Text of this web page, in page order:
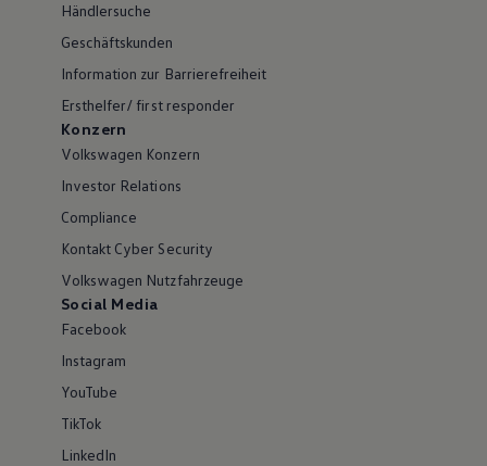
Händlersuche
Geschäftskunden
Information zur Barrierefreiheit
Ersthelfer/ first responder
Konzern
Volkswagen Konzern
Investor Relations
Compliance
Kontakt Cyber Security
Volkswagen Nutzfahrzeuge
Social Media
Facebook
Instagram
YouTube
TikTok
LinkedIn